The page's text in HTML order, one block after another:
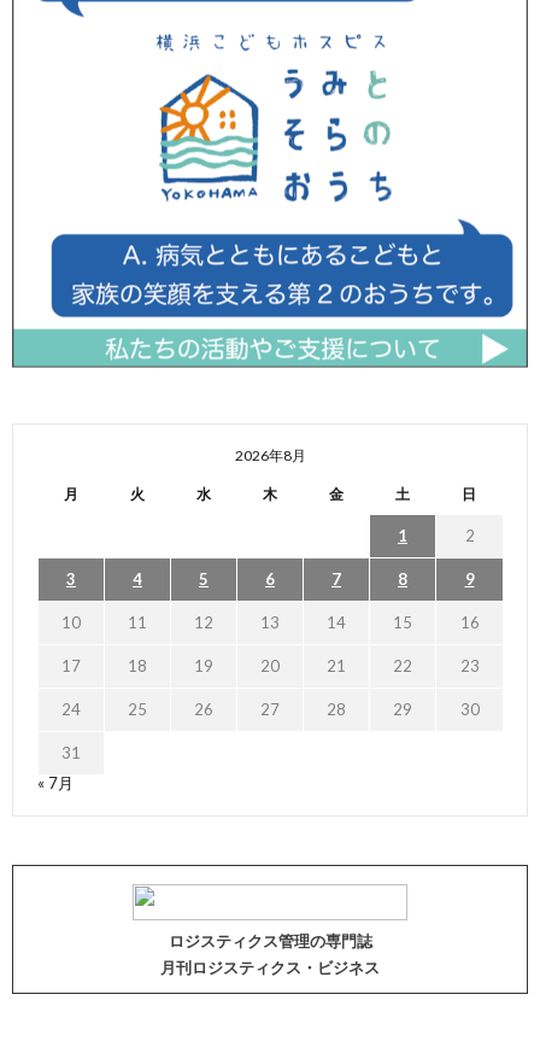
2026年8月
月 火 水 木 金 土 日
1 2
3 4 5 6 7 8 9
10 11 12 13 14 15 16
17 18 19 20 21 22 23
24 25 26 27 28 29 30
31
« 7月
ロジスティクス管理の専門誌
月刊ロジスティクス・ビジネス